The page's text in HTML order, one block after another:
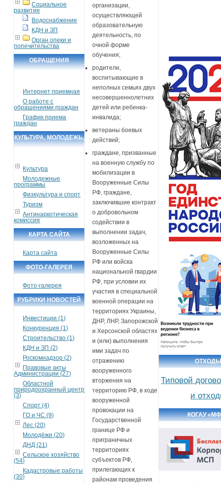
Социальное
развитие
Водоснабжение
КДН и ЗП
Орган опеки и
попечительства
ОБРАЩЕНИЯ
Интернет приемная
О работе с
обращениями граждан
График приема
граждан
КУЛЬТУРА, МОЛОДЕЖЬ,
Культура
Молодежные
программы
Физкультура и спорт
Туризм
Антинаркотическая
комиссия
КАРТА САЙТА
Карта сайта
ФОТО-ГАЛЕРЕЯ
Фото-галерея
РУБРИКИ НОВОСТЕЙ
Инвестиции (1)
Конкуренция (1)
Строительство (1)
КДН и ЗП (2)
Роскомнадзор (2)
Правовые акты
Администрации (27)
Областной
природоохранный центр
(3)
Спорт (4)
ГО и ЧС (9)
Лес (20)
Молодёжи (20)
ДНД (21)
Сельское хозяйство
(54)
Кадастровые работы
(30)
организации,
осуществляющей
образовательную
деятельность, по
очной форме
обучения;
родители,
воспитывающие в
неполных семьях двух
несовершеннолетних
детей или ребенка-
инвалида;
ветераны боевых
действий;
граждане, призванные
на военную службу по
мобилизации в
Вооруженные Силы
РФ, граждане,
заключившие контракт
о добровольном
содействии в
выполнении задач,
возложенных на
Вооруженные Силы
РФ или войска
национальной гвардии
РФ, при условии их
участия в специальной
военной операции на
территориях Украины,
ДНР, ЛНР, Запорожской
и Херсонской областях
и (или) выполнения
ими задач по
отражению
вооруженного
вторжения на
территорию РФ, в ходе
вооруженной
провокации на
Государственной
границе РФ и
приграничных
территориях
субъектов РФ,
прилегающих к
районам проведения
Типовой
и
КОГАУ